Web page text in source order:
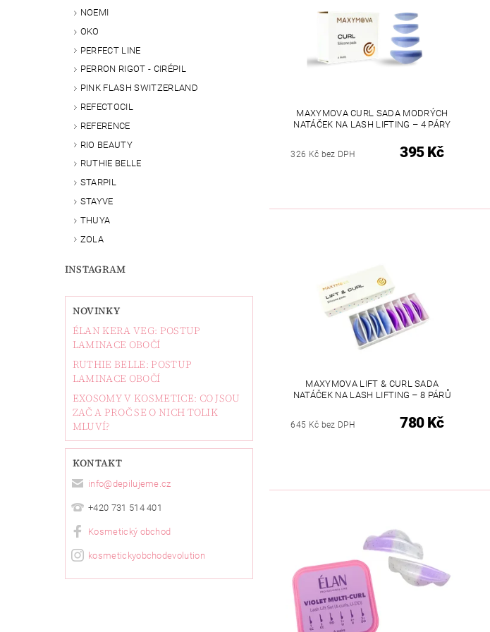
NOEMI
OKO
PERFECT LINE
PERRON RIGOT - CIRÉPIL
PINK FLASH SWITZERLAND
REFECTOCIL
REFERENCE
RIO BEAUTY
RUTHIE BELLE
STARPIL
STAYVE
THUYA
ZOLA
INSTAGRAM
NOVINKY
ÉLAN KERA VEG: POSTUP
LAMINACE OBOČÍ
RUTHIE BELLE: POSTUP
LAMINACE OBOČÍ
EXOSOMY V KOSMETICE: CO JSOU
ZAČ A PROČ SE O NICH TOLIK
MLUVÍ?
KONTAKT
info@depilujeme.cz
+420 731 514 401
Kosmetický obchod
kosmetickyobchodevolution
MAXYMOVA CURL SADA MODRÝCH
NATÁČEK NA LASH LIFTING – 4 PÁRY
326 Kč bez DPH 395 Kč
MAXYMOVA LIFT & CURL SADA
NATÁČEK NA LASH LIFTING – 8 PÁRŮ
645 Kč bez DPH 780 Kč